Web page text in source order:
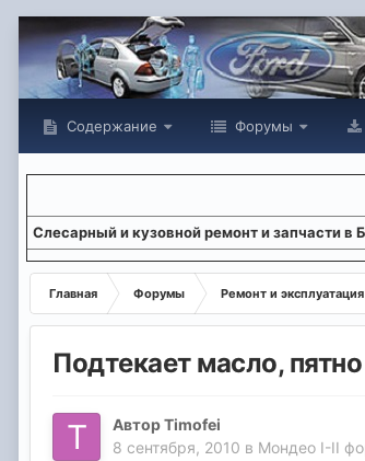
Содержание Форумы
Слесарный и кузовной ремонт и запчасти
Главная Форумы Ремонт и
Подтекает масло,
АвторTimofei
8 сентября, 2010 в Мондео I-II